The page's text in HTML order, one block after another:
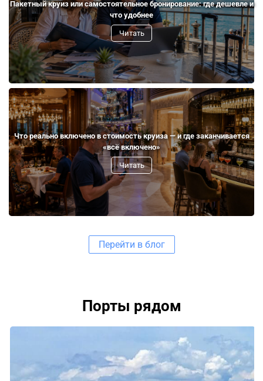
Пакетный круиз или самостоятельное бронирование: где дешевле и
что удобнее
Читать
Что реально включено в стоимость круиза — и где заканчивается
«всё включено»
Читать
Перейти в блог
Порты рядом